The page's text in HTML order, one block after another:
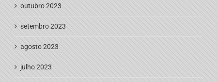
outubro 2023
setembro 2023
agosto 2023
julho 2023